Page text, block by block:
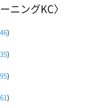
ニングKC〉
)
)
)
)